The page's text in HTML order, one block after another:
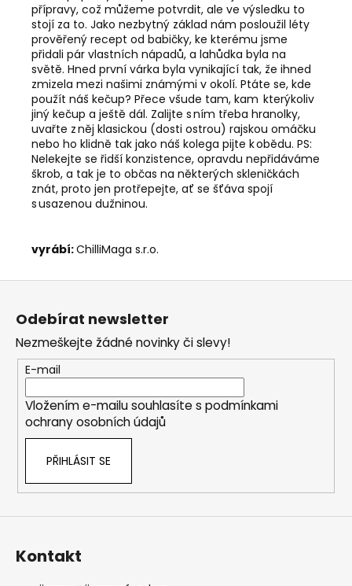
přípravy, což můžeme potvrdit, ale ve výsledku to
stojí za to. Jako nezbytný základ nám posloužil léty
prověřený recept od babičky, ke kterému jsme
přidali pár vlastních nápadů, a lahůdka byla na
světě. Hned první várka byla vynikající tak, že ihned
zmizela mezi našimi známými v okolí. Ptáte se, kde
použít náš kečup? Přece všude tam, kam kterýkoliv
jiný kečup a ještě dál. Zalijte s ním třeba hranolky,
uvařte z něj klasickou (dosti ostrou) rajskou omáčku
nebo ho klidně tak jako náš kolega pijte k obědu. PS:
Nelekejte se řidší konzistence, opravdu nepřidáváme
škrob, a tak je to občas na některých skleničkách
znát, proto jen protřepejte, ať se šťáva spojí
s usazenou dužninou.
vyrábí:ChilliMaga s.r.o.
Původně:
180
Z
Odebírat newsletter
Nezmeškejte žádné novinky či slevy!
E-mail
Vložením e-mailu souhlasíte s podmínkami
ochrany osobních údajů
PŘIHLÁSIT SE
Kontakt